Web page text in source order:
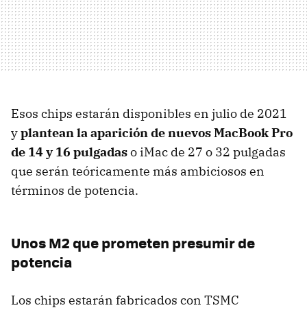
Esos chips estarán disponibles en julio de 2021
yplantean la aparición de nuevos MacBook Pro
de 14 y 16 pulgadaso iMac de 27 o 32 pulgadas
que serán teóricamente más ambiciosos en
términos de potencia.
Unos M2 que prometen presumir de
potencia
Los chips estarán fabricados con TSMC